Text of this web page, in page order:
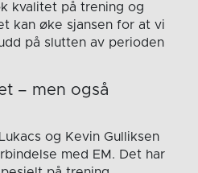
kvalitet på trening og
kan øke sjansen for at vi
på slutten av perioden
– men også
og Kevin Gulliksen
med EM. Det har